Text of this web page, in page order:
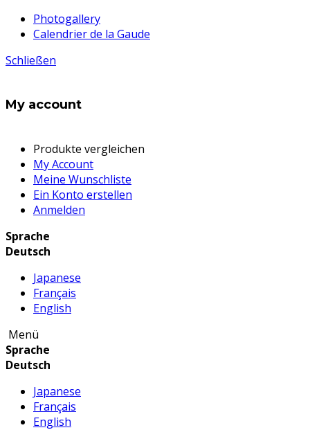
Photogallery
Calendrier de la Gaude
Schließen
My account
Produkte vergleichen
My Account
Meine Wunschliste
Ein Konto erstellen
Anmelden
Sprache
Deutsch
Japanese
Français
English
Menü
Sprache
Deutsch
Japanese
Français
English